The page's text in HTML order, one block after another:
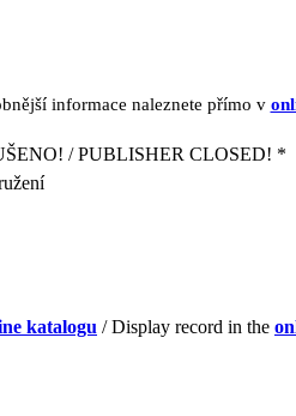
informace naleznete přímo v
/ PUBLISHER CLOSED! *
katalogu / Display record in the